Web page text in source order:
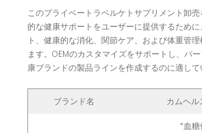
このプライベートラベルケトサプリメント卸
的な健康サポートをユーザーに提供するため
ト、健康的な消化、関節ケア、および体重管
ます。OEMのカスタマイズをサポートし、パ
康ブランドの製品ラインを作成するのに適して
ブランド名 カムヘ
*血糖